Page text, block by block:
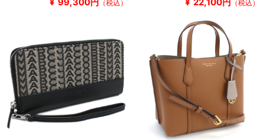
¥ 99,300円 （税込） ¥ 22,100円 （税込）